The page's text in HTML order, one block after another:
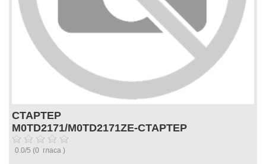
СТАРТЕР
M0TD2171/M0TD2171ZE-СТАРТЕР
0.0/5 (0 гласа )